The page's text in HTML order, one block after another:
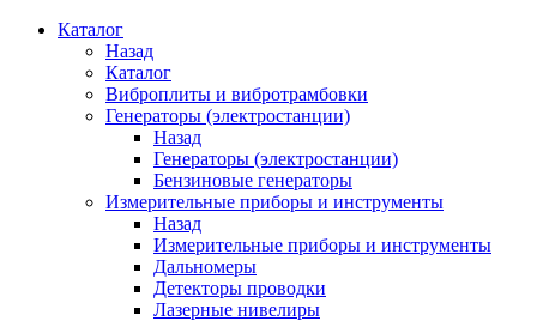
Каталог
Назад
Каталог
Виброплиты и вибротрамбовки
Генераторы (электростанции)
Назад
Генераторы (электростанции)
Бензиновые генераторы
Измерительные приборы и инструменты
Назад
Измерительные приборы и инструменты
Дальномеры
Детекторы проводки
Лазерные нивелиры